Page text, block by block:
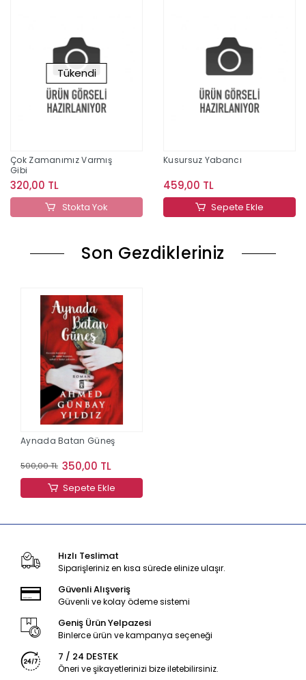
Tükendi
Çok Zamanımız Varmış
Gibi
320,00 TL
Stokta Yok
Kusursuz Yabancı
459,00 TL
Sepete Ekle
Son Gezdikleriniz
Aynada Batan Güneş
500,00 TL 350,00 TL
Sepete Ekle
Hızlı Teslimat
Siparişleriniz en kısa sürede elinize ulaşır.
Güvenli Alışveriş
Güvenli ve kolay ödeme sistemi
Geniş Ürün Yelpazesi
Binlerce ürün ve kampanya seçeneği
7 / 24 DESTEK
Öneri ve şikayetlerinizi bize iletebilirsiniz.